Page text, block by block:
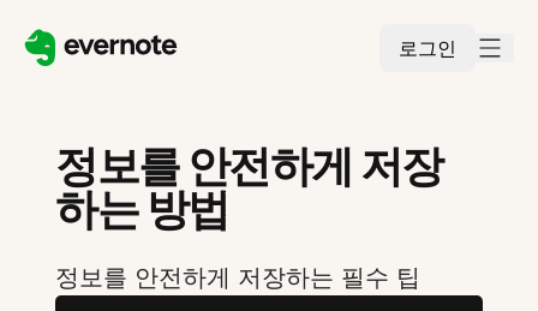
로그인
정보를 안전하게 저장
하는 방법
정보를 안전하게 저장하는 필수 팁